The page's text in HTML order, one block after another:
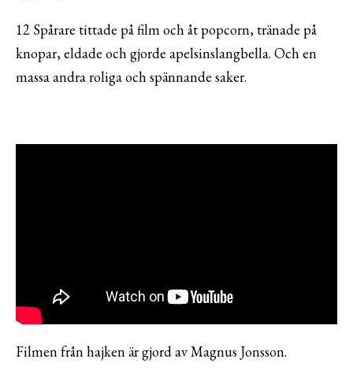
12 Spårare tittade på film och åt popcorn, tränade på
knopar, eldade och gjorde apelsinslangbella. Och en
massa andra roliga och spännande saker.
Filmen från hajken är gjord av Magnus Jonsson.